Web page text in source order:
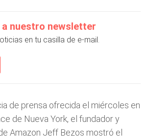
nuestro newsletter
en tu casilla de e-mail.
de prensa ofrecida el miércoles en
de Nueva York, el fundador y
Amazon Jeff Bezos mostró el